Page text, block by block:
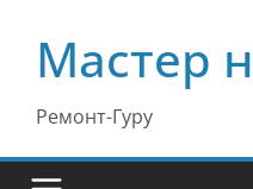
содержимому
Мастер
Ремонт-Гуру